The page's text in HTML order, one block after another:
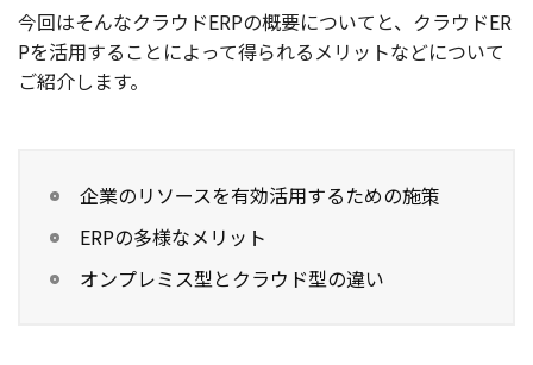
今回はそんなクラウドERPの概要についてと、クラウドER
Pを活用することによって得られるメリットなどについて
ご紹介します。
企業のリソースを有効活用するための施策
ERPの多様なメリット
オンプレミス型とクラウド型の違い